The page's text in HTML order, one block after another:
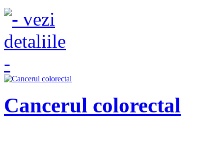
Cancerul colorectal